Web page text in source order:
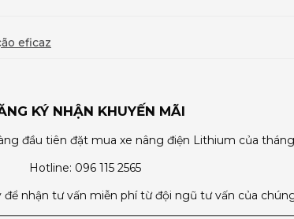
eficaz
KÝ NHẬN KHUYẾN MÃI
đầu tiên đặt mua xe nâng điện Lithium của tháng
Hotline: 096 115 2565
để nhận tư vấn miễn phí từ đội ngũ tư vấn của